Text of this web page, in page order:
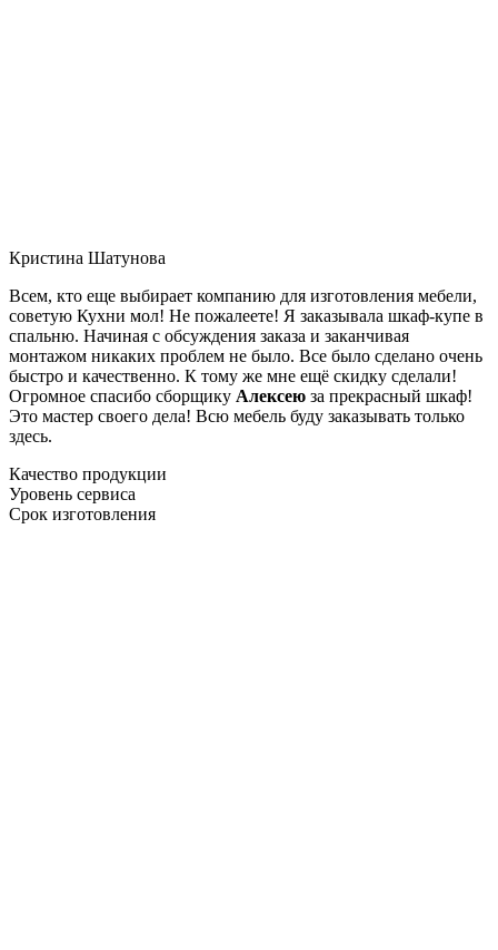
Кристина Шатунова
Всем, кто еще выбирает компанию для изготовления мебели,
советую Кухни мол! Не пожалеете! Я заказывала шкаф-купе в
спальню. Начиная с обсуждения заказа и заканчивая
монтажом никаких проблем не было. Все было сделано очень
быстро и качественно. К тому же мне ещё скидку сделали!
Огромное спасибо сборщику Алексею за прекрасный шкаф!
Это мастер своего дела! Всю мебель буду заказывать только
здесь.
Качество продукции
Уровень сервиса
Срок изготовления